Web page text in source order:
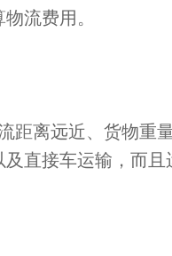
流费用。
距离远近、货物重
直接车运输，而